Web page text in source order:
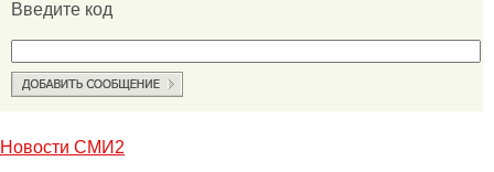
Введите код
Новости СМИ2